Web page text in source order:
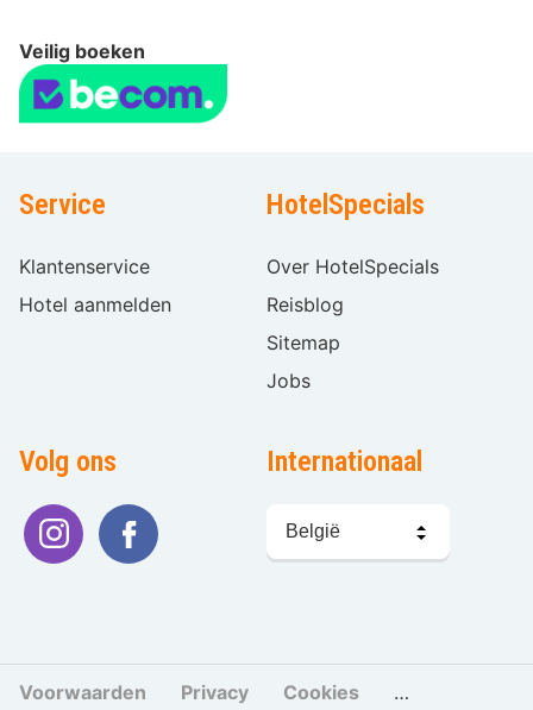
Veilig boeken
Service
Klantenservice
Hotel aanmelden
HotelSpecials
Over HotelSpecials
Reisblog
Sitemap
Jobs
Volg ons Internationaal
kiezen
Voorwaarden Privacy Cookies Cookies